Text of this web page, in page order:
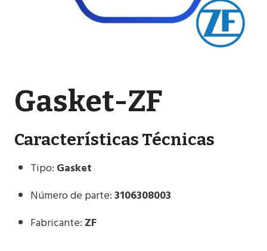
Gasket-ZF
Características Técnicas
Tipo: Gasket
Número de parte:3106308003
Fabricante: ZF